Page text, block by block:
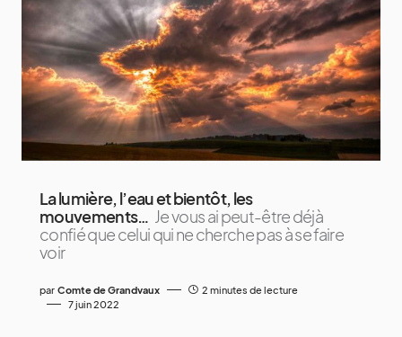
La lumière, l’eau et bientôt, les
mouvements… Je vous ai peut-être déjà
confié que celui qui ne cherche pas à se faire
voir
par Comte de Grandvaux
2 minutes de lecture
7 juin 2022